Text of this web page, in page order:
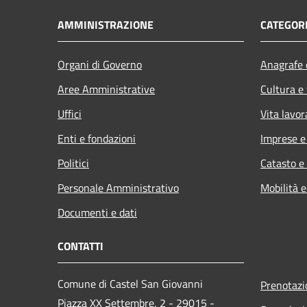
AMMINISTRAZIONE
Organi di Governo
Aree Amministrative
Uffici
Enti e fondazioni
Politici
Personale Amministrativo
Documenti e dati
Cultura
Vita
Imprese
Catasto
Mobilità
CONTATTI
Comune di Castel San Giovanni
Piazza XX Settembre, 2 - 29015 -